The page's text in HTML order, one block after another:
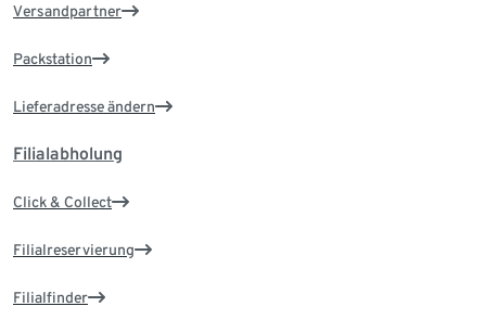
Versandpartner
Packstation
Lieferadresse ändern
Filialabholung
Click & Collect
Filialreservierung
Filialfinder